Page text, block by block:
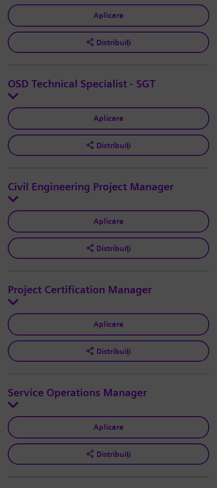
Aplicare
Distribuiți
OSD Technical Specialist - SGT
Aplicare
Distribuiți
Civil Engineering Project Manager
Aplicare
Distribuiți
Project Certification Manager
Aplicare
Distribuiți
Service Operations Manager
Aplicare
Distribuiți